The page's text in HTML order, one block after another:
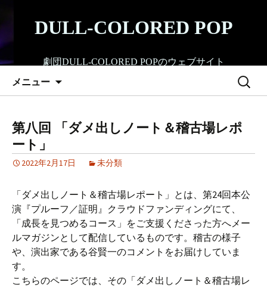
ン
ツ
ス
DULL-COLORED POP
劇団DULL-COLORED POPのウェブサイト
メニュー
検
索:
第八回 「ダメ出しノート＆稽古場レポ
ート」
2022年2月17日 未分類
「ダメ出しノート＆稽古場レポート」とは、第24回本公
演『プルーフ／証明』クラウドファンディングにて、
「成長を見つめるコース」をご支援くださった方へメー
ルマガジンとして配信しているものです。稽古の様子
や、演出家である谷賢一のコメントをお届けしていま
す。
こちらのページでは、その「ダメ出しノート＆稽古場レ